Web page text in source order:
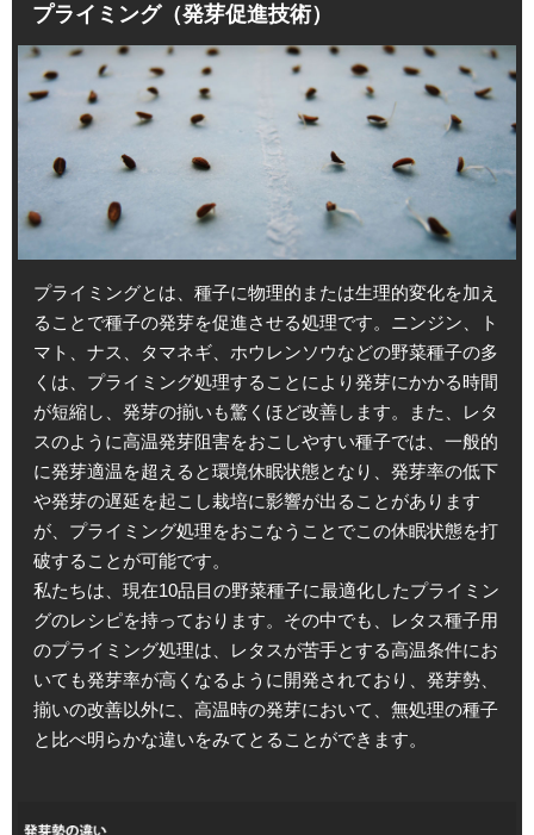
プライミング（発芽促進技術）
プライミングとは、種子に物理的または生理的変化を加え
ることで種子の発芽を促進させる処理です。ニンジン、ト
マト、ナス、タマネギ、ホウレンソウなどの野菜種子の多
くは、プライミング処理することにより発芽にかかる時間
が短縮し、発芽の揃いも驚くほど改善します。また、レタ
スのように高温発芽阻害をおこしやすい種子では、一般的
に発芽適温を超えると環境休眠状態となり、発芽率の低下
や発芽の遅延を起こし栽培に影響が出ることがあります
が、プライミング処理をおこなうことでこの休眠状態を打
破することが可能です。
私たちは、現在10品目の野菜種子に最適化したプライミン
グのレシピを持っております。その中でも、レタス種子用
のプライミング処理は、レタスが苦手とする高温条件にお
いても発芽率が高くなるように開発されており、発芽勢、
揃いの改善以外に、高温時の発芽において、無処理の種子
と比べ明らかな違いをみてとることができます。